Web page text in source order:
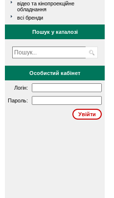
відео та кінопроекційне
обладнання
всі бренди
Пошук у каталозі
Особистий кабінет
Логін:
Пароль: